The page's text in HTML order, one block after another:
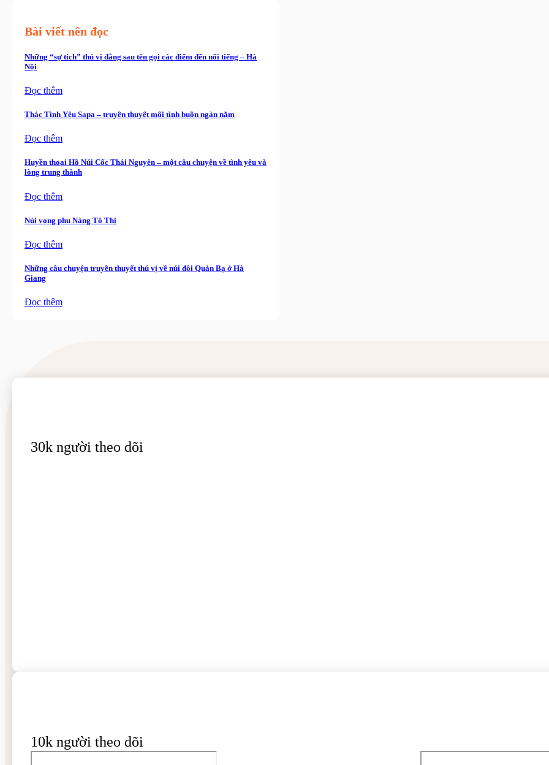
Bài viết nên đọc
Những “sự tích” thú vị đằng sau tên gọi các điểm đến nổi tiếng – Hà
Nội
Đọc thêm
Thác Tình Yêu Sapa – truyền thuyết mối tình buồn ngàn năm
Đọc thêm
Huyền thoại Hồ Núi Cốc Thái Nguyên – một câu chuyện về tình yêu và
lòng trung thành
Đọc thêm
Núi vọng phu Nàng Tô Thị
Đọc thêm
Những câu chuyện truyền thuyết thú vị về núi đôi Quản Bạ ở Hà
Giang
Đọc thêm
30k người theo dõi
10k người theo dõi